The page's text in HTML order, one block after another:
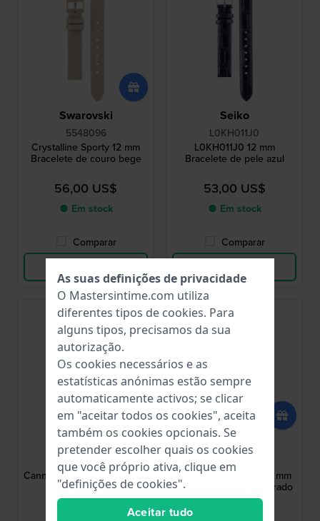
Swarovski
5548096
Crystalline Sporty 12 mm
Bracelete de couro bege
56,00 US$
● Em stock
Comparar
Seiko
L0KH011J0
L0KH011J0 12 mm
Bracelete de pele azul
53,00 US$
● Em stock
Comparar
Lacoste
609303031
Cannes 12 mm Bracelete de
pele azul
Fossil
AES4735
ES4735 Carlie Mini 12 mm
Bracelete de Aço dourado
revestido
As suas definições de privacidade
O Mastersintime.com utiliza
diferentes tipos de cookies. Para
alguns tipos, precisamos da sua
autorização.
Os cookies necessários e as
estatísticas anónimas estão sempre
automaticamente activos; se clicar
em "aceitar todos os cookies", aceita
também os cookies opcionais. Se
pretender escolher quais os cookies
que você próprio ativa, clique em
"definições de cookies".
Aceitar tudo